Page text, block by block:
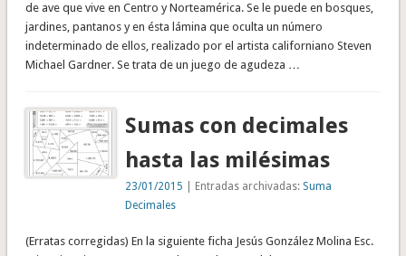
de ave que vive en Centro y Norteamérica. Se le puede en bosques,
jardines, pantanos y en ésta lámina que oculta un número
indeterminado de ellos, realizado por el artista californiano Steven
Michael Gardner. Se trata de un juego de agudeza …
Sumas con decimales
hasta las milésimas
23/01/2015 | Entradas archivadas: Suma
Decimales
(Erratas corregidas) En la siguiente ficha Jesús González Molina Esc.